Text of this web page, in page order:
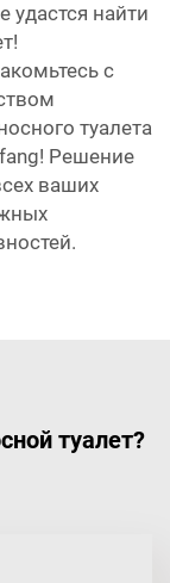
удастся найти
с
туалета
Решение
ваших
туалет?